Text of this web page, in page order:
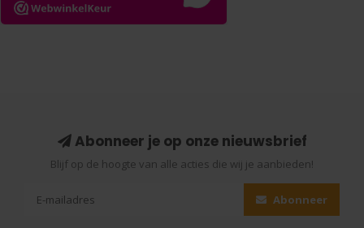
Abonneer je op onze nieuwsbrief
Blijf op de hoogte van alle acties die wij je aanbieden!
Abonneer